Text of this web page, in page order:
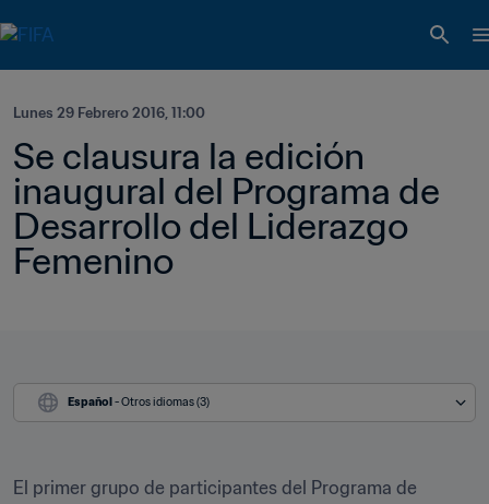
Lunes 29 Febrero 2016, 11:00
Se clausura la edición
inaugural del Programa de
Desarrollo del Liderazgo
Femenino
Español - Otros idiomas (3)
El primer grupo de participantes del Programa de